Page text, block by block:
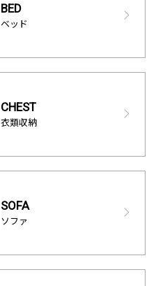
BED
ベッド
CHEST
衣類収納
SOFA
ソファ